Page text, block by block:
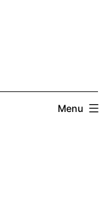
Menu